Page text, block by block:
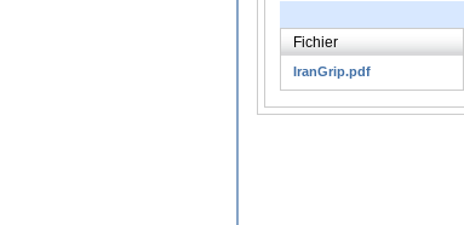
Fichier
IranGrip.pdf